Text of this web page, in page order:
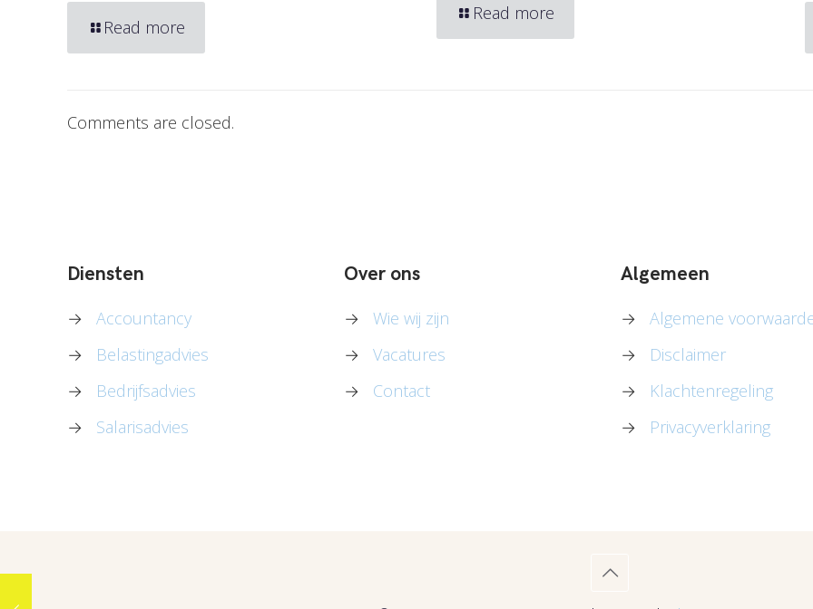
Read more
Read more
Comments are closed.
Diensten
→
Accountancy
→
Belastingadvies
→
Bedrijfsadvies
→
Salarisadvies
Over ons
→
Wie wij zijn
→
Vacatures
→
Contact
Algemeen
→
Algemene
→
Disclaimer
→
Klachtenregeling
→
Privacyverklaring